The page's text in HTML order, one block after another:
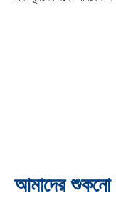
আমাদের শুকনো